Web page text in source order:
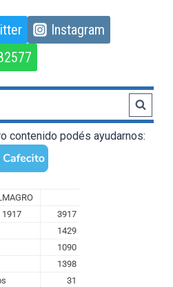
Instagram
contenido podés ayudarnos: